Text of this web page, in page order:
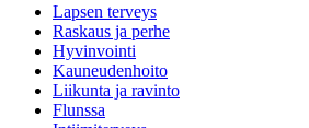
Lapsen terveys
Raskaus ja perhe
Hyvinvointi
Kauneudenhoito
Liikunta ja ravinto
Flunssa